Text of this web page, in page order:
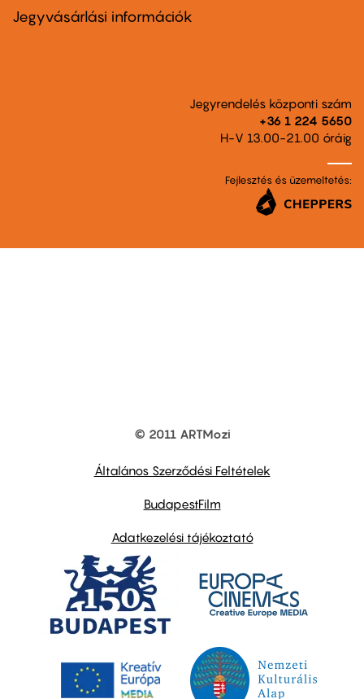
second
Jegyvásárlási információk
Jegyrendelés központi szám
+36 1 224 5650
H-V 13.00-21.00 óráig
Fejlesztés és üzemeltetés:
© 2011 ARTMozi
Általános Szerződési Feltételek
BudapestFilm
Adatkezelési tájékoztató